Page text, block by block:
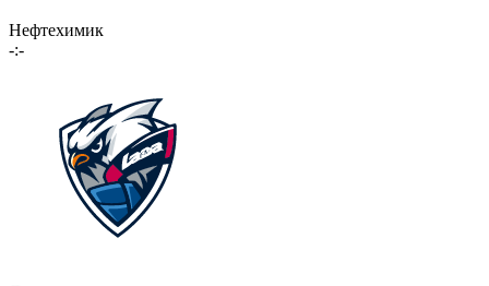
Нефтехимик
-:-